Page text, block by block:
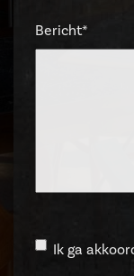
Bericht*
Ik ga